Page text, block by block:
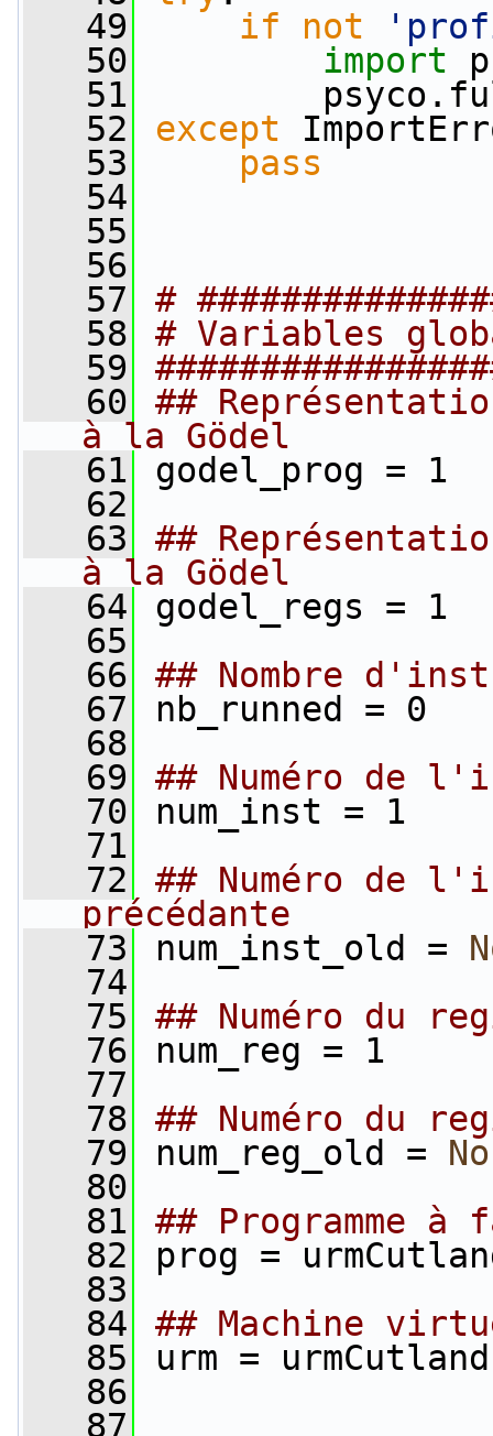
   49
if not
   50
import
   51
   52
except
   53
pass
   54
   55
   56
   57
#
   58
# Variables
   59
   60
##
à la Gödel
   61
godel_prog = 1
   62
   63
##
à la Gödel
   64
godel_regs = 1
   65
   66
## Nombre
   67
nb_runned = 0
   68
   69
## Numéro de
   70
num_inst = 1
   71
   72
## Numéro de
précédante
   73
num_inst_old =
   74
   75
## Numéro du
   76
num_reg = 1
   77
   78
## Numéro du
   79
num_reg_old =
   80
   81
## Programme
   82
prog =
   83
   84
## Machine
   85
urm =
   86
   87